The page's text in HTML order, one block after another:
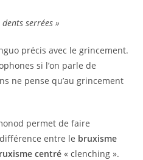
serrées »
précis avec le grincement.
si l’on parle de
ne pense qu’au grincement
permet de faire
entre le bruxisme
centré « clenching ».